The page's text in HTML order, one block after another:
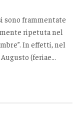
sono frammentate
ripetuta nel
In effetti, nel
(feriae...